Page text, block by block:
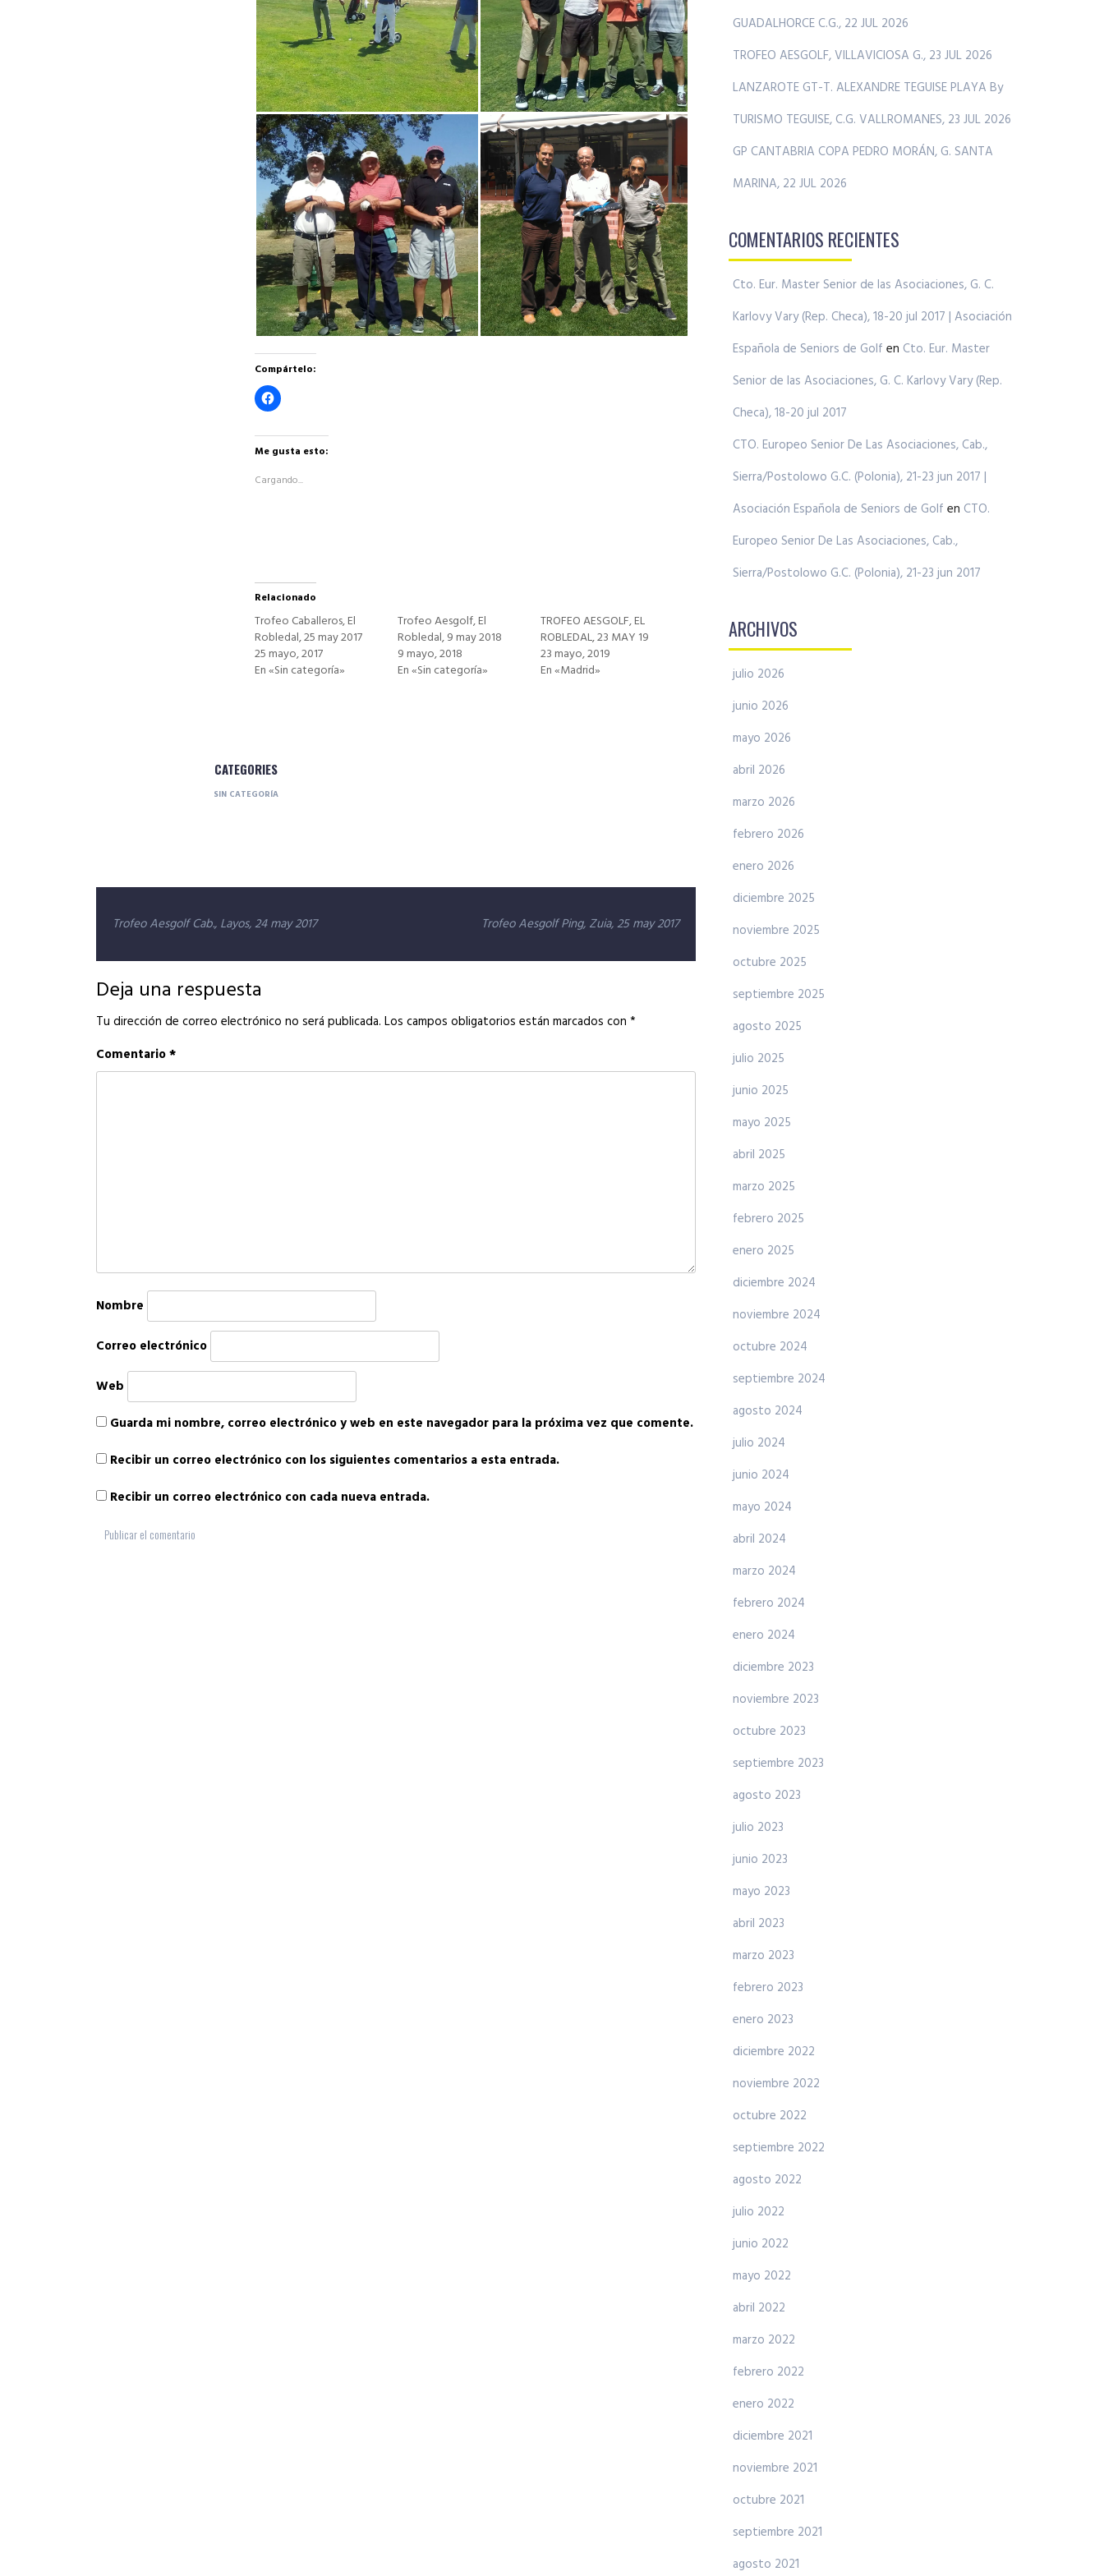
Compártelo:
Haz
clic
en
Facebook
(Se
en
Me gusta esto:
Cargando...
Relacionado
Trofeo Caballeros, El
Robledal, 25 may 2017
25 mayo, 2017
En «Sin categoría»
Trofeo Aesgolf, El
Robledal, 9 may 2018
9 mayo, 2018
En «Sin categoría»
TROFEO AESGOLF, EL
ROBLEDAL, 23 MAY 19
23 mayo, 2019
En «Madrid»
CATEGORIES
SIN CATEGORÍA
Navegación
de
entradas
Trofeo Aesgolf Cab., Layos, 24 may 2017 Trofeo Aesgolf Ping, Zuia, 25 may 2017
Deja una respuesta
Tu dirección de correo electrónico no será publicada. Los campos obligatorios están marcados con *
Comentario*
Nombre
Correo electrónico
Web
Guarda mi nombre, correo electrónico y web en este navegador para la próxima vez que comente.
Recibir un correo electrónico con los siguientes comentarios a esta entrada.
Recibir un correo electrónico con cada nueva entrada.
GUADALHORCE C.G., 22 JUL 2026
TROFEO AESGOLF, VILLAVICIOSA G., 23 JUL 2026
LANZAROTE GT-T. ALEXANDRE TEGUISE PLAYA By
TURISMO TEGUISE, C.G. VALLROMANES, 23 JUL 2026
GP CANTABRIA COPA PEDRO MORÁN, G. SANTA
MARINA, 22 JUL 2026
COMENTARIOS RECIENTES
Cto. Eur. Master Senior de las Asociaciones, G. C.
Karlovy Vary (Rep. Checa), 18-20 jul 2017 | Asociación
Española de Seniors de Golf en Cto. Eur. Master
Senior de las Asociaciones, G. C. Karlovy Vary (Rep.
Checa), 18-20 jul 2017
CTO. Europeo Senior De Las Asociaciones, Cab.,
Sierra/Postolowo G.C. (Polonia), 21-23 jun 2017 |
Asociación Española de Seniors de Golf en CTO.
Europeo Senior De Las Asociaciones, Cab.,
Sierra/Postolowo G.C. (Polonia), 21-23 jun 2017
ARCHIVOS
julio 2026
junio 2026
mayo 2026
abril 2026
marzo 2026
febrero 2026
enero 2026
diciembre 2025
noviembre 2025
octubre 2025
septiembre 2025
agosto 2025
julio 2025
junio 2025
mayo 2025
abril 2025
marzo 2025
febrero 2025
enero 2025
diciembre 2024
noviembre 2024
octubre 2024
septiembre 2024
agosto 2024
julio 2024
junio 2024
mayo 2024
abril 2024
marzo 2024
febrero 2024
enero 2024
diciembre 2023
noviembre 2023
octubre 2023
septiembre 2023
agosto 2023
julio 2023
junio 2023
mayo 2023
abril 2023
marzo 2023
febrero 2023
enero 2023
diciembre 2022
noviembre 2022
octubre 2022
septiembre 2022
agosto 2022
julio 2022
junio 2022
mayo 2022
abril 2022
marzo 2022
febrero 2022
enero 2022
diciembre 2021
noviembre 2021
octubre 2021
septiembre 2021
agosto 2021